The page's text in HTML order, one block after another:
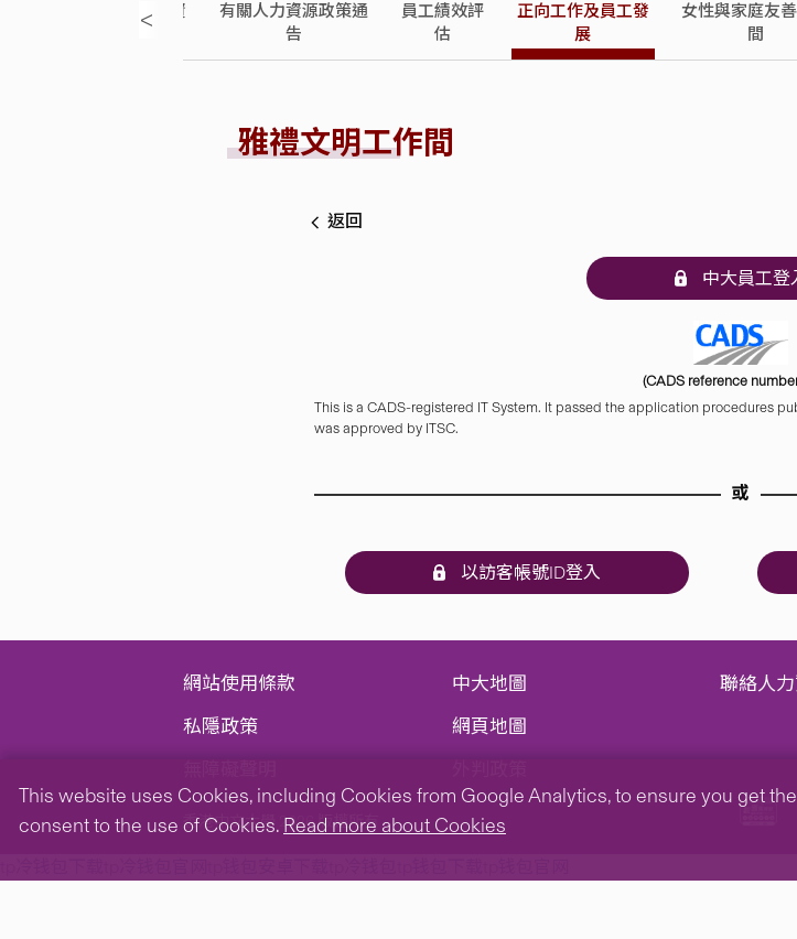
<
員工薪酬資
有關人力資源政策通
告
員工績效評
估
正向工作及員工發
展
女性與家庭友
間
雅禮文明工作間
返回
中大員工登
(CADS reference
This is a CADS-registered IT System. It passed the application procedures
was approved by ITSC.
或
以訪客帳號ID登入
網站使用條款
私隱政策
中大地圖
網頁地圖
聯絡人
香港中文大學 2026 版權所有
This website uses Cookies, including Cookies from Google Analytics, to ensure you get
consent to the use of Cookies. Read more about Cookies